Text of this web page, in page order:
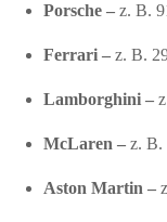
Porsche – z. B.
Ferrari – z. B.
Lamborghini –
McLaren – z. B.
Aston Martin –